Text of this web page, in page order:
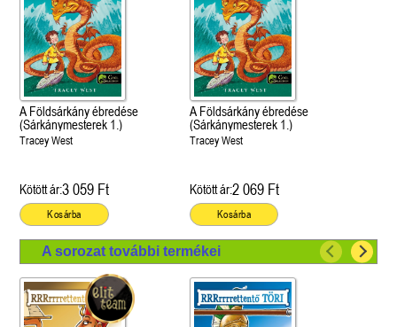
A Földsárkány ébredése
(Sárkánymesterek 1.)
Tracey West
Kötött ár:3 059 Ft
Kosárba
A Földsárkány ébredése
(Sárkánymesterek 1.)
Tracey West
Kötött ár:2 069 Ft
Kosárba
A sorozat további termékei